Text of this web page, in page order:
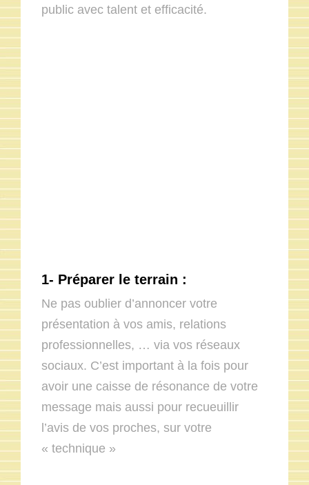
public avec talent et efficacité.
1- Préparer le terrain :
Ne pas oublier d’annoncer votre
présentation à vos amis, relations
professionnelles, … via vos réseaux
sociaux. C’est important à la fois pour
avoir une caisse de résonance de votre
message mais aussi pour recueuillir
l’avis de vos proches, sur votre
« technique »